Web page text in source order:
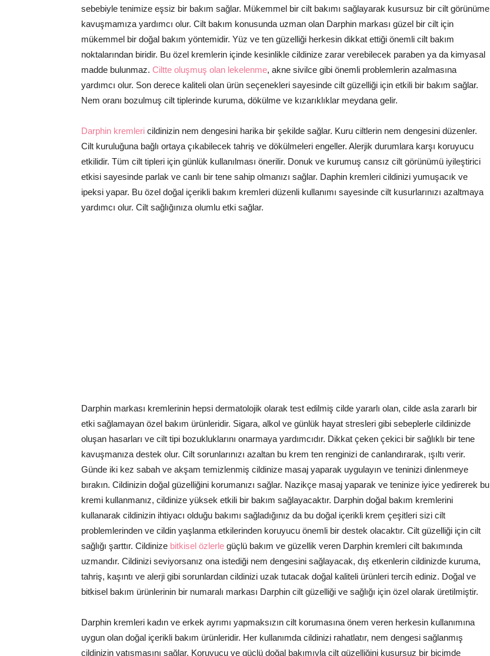
sebebiyle tenimize eşsiz bir bakım sağlar. Mükemmel bir cilt bakımı sağlayarak kusursuz bir cilt görünüme
kavuşmamıza yardımcı olur. Cilt bakım konusunda uzman olan Darphin markası güzel bir cilt için
mükemmel bir doğal bakım yöntemidir. Yüz ve ten güzelliği herkesin dikkat ettiği önemli cilt bakım
noktalarından biridir. Bu özel kremlerin içinde kesinlikle cildinize zarar verebilecek paraben ya da kimyasal
madde bulunmaz. Ciltte oluşmuş olan lekelenme, akne sivilce gibi önemli problemlerin azalmasına
yardımcı olur. Son derece kaliteli olan ürün seçenekleri sayesinde cilt güzelliği için etkili bir bakım sağlar.
Nem oranı bozulmuş cilt tiplerinde kuruma, dökülme ve kızarıklıklar meydana gelir.
Darphin kremleri cildinizin nem dengesini harika bir şekilde sağlar. Kuru ciltlerin nem dengesini düzenler.
Cilt kuruluğuna bağlı ortaya çıkabilecek tahriş ve dökülmeleri engeller. Alerjik durumlara karşı koruyucu
etkilidir. Tüm cilt tipleri için günlük kullanılması önerilir. Donuk ve kurumuş cansız cilt görünümü iyileştirici
etkisi sayesinde parlak ve canlı bir tene sahip olmanızı sağlar. Daphin kremleri cildinizi yumuşacık ve
ipeksi yapar. Bu özel doğal içerikli bakım kremleri düzenli kullanımı sayesinde cilt kusurlarınızı azaltmaya
yardımcı olur. Cilt sağlığınıza olumlu etki sağlar.
Darphin markası kremlerinin hepsi dermatolojik olarak test edilmiş cilde yararlı olan, cilde asla zararlı bir
etki sağlamayan özel bakım ürünleridir. Sigara, alkol ve günlük hayat stresleri gibi sebeplerle cildinizde
oluşan hasarları ve cilt tipi bozukluklarını onarmaya yardımcıdır. Dikkat çeken çekici bir sağlıklı bir tene
kavuşmanıza destek olur. Cilt sorunlarınızı azaltan bu krem ten renginizi de canlandırarak, ışıltı verir.
Günde iki kez sabah ve akşam temizlenmiş cildinize masaj yaparak uygulayın ve teninizi dinlenmeye
bırakın. Cildinizin doğal güzelliğini korumanızı sağlar. Nazikçe masaj yaparak ve teninize iyice yedirerek bu
kremi kullanmanız, cildinize yüksek etkili bir bakım sağlayacaktır. Darphin doğal bakım kremlerini
kullanarak cildinizin ihtiyacı olduğu bakımı sağladığınız da bu doğal içerikli krem çeşitleri sizi cilt
problemlerinden ve cildin yaşlanma etkilerinden koruyucu önemli bir destek olacaktır. Cilt güzelliği için cilt
sağlığı şarttır. Cildinize bitkisel özlerle güçlü bakım ve güzellik veren Darphin kremleri cilt bakımında
uzmandır. Cildinizi seviyorsanız ona istediği nem dengesini sağlayacak, dış etkenlerin cildinizde kuruma,
tahriş, kaşıntı ve alerji gibi sorunlardan cildinizi uzak tutacak doğal kaliteli ürünleri tercih ediniz. Doğal ve
bitkisel bakım ürünlerinin bir numaralı markası Darphin cilt güzelliği ve sağlığı için özel olarak üretilmiştir.
Darphin kremleri kadın ve erkek ayrımı yapmaksızın cilt korumasına önem veren herkesin kullanımına
uygun olan doğal içerikli bakım ürünleridir. Her kullanımda cildinizi rahatlatır, nem dengesi sağlanmış
cildinizin yatışmasını sağlar. Koruyucu ve güçlü doğal bakımıyla cilt güzelliğini kusursuz bir biçimde